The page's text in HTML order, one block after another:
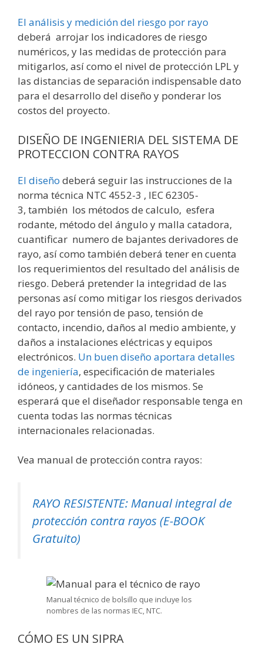
El análisis y medición del riesgo por rayo
deberá arrojar los indicadores de riesgo
numéricos, y las medidas de protección para
mitigarlos, así como el nivel de protección LPL y
las distancias de separación indispensable dato
para el desarrollo del diseño y ponderar los
costos del proyecto.
DISEÑO DE INGENIERIA DEL SISTEMA DE
PROTECCION CONTRA RAYOS
El diseño deberá seguir las instrucciones de la
norma técnica NTC 4552-3 , IEC 62305-
3, también los métodos de calculo, esfera
rodante, método del ángulo y malla catadora,
cuantificar numero de bajantes derivadores de
rayo, así como también deberá tener en cuenta
los requerimientos del resultado del análisis de
riesgo. Deberá pretender la integridad de las
personas así como mitigar los riesgos derivados
del rayo por tensión de paso, tensión de
contacto, incendio, daños al medio ambiente, y
daños a instalaciones eléctricas y equipos
electrónicos. Un buen diseño aportara detalles
de ingeniería, especificación de materiales
idóneos, y cantidades de los mismos. Se
esperará que el diseñador responsable tenga en
cuenta todas las normas técnicas
internacionales relacionadas.
Vea manual de protección contra rayos:
RAYO RESISTENTE: Manual integral de
protección contra rayos (E-BOOK
Gratuito)
Manual técnico de bolsillo que incluye los
nombres de las normas IEC, NTC.
CÓMO ES UN SIPRA